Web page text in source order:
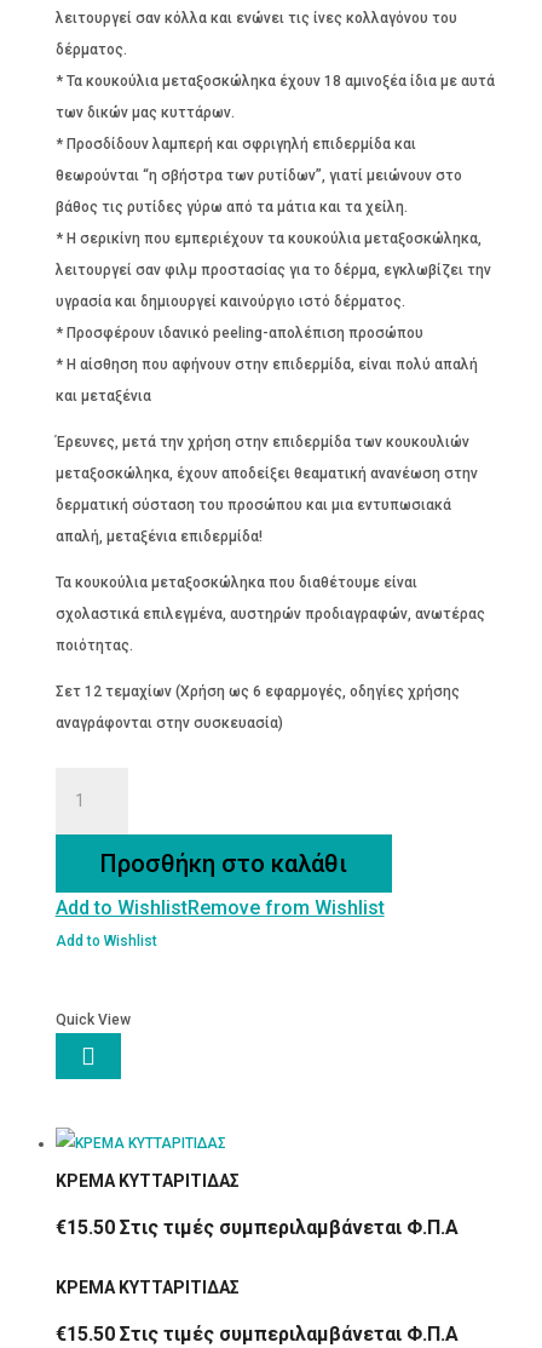
λειτουργεί σαν κόλλα και ενώνει τις ίνες κολλαγόνου του
δέρματος.
* Τα κουκούλια μεταξοσκώληκα έχουν 18 αμινοξέα ίδια με αυτά
των δικών μας κυττάρων.
* Προσδίδουν λαμπερή και σφριγηλή επιδερμίδα και
θεωρούνται “η σβήστρα των ρυτίδων”, γιατί μειώνουν στο
βάθος τις ρυτίδες γύρω από τα μάτια και τα χείλη.
* Η σερικίνη που εμπεριέχουν τα κουκούλια μεταξοσκώληκα,
λειτουργεί σαν φιλμ προστασίας για το δέρμα, εγκλωβίζει την
υγρασία και δημιουργεί καινούργιο ιστό δέρματος.
* Προσφέρουν ιδανικό peeling-απολέπιση προσώπου
* Η αίσθηση που αφήνουν στην επιδερμίδα, είναι πολύ απαλή
και μεταξένια
Έρευνες, μετά την χρήση στην επιδερμίδα των κουκουλιών
μεταξοσκώληκα, έχουν αποδείξει θεαματική ανανέωση στην
δερματική σύσταση του προσώπου και μια εντυπωσιακά
απαλή, μεταξένια επιδερμίδα!
Τα κουκούλια μεταξοσκώληκα που διαθέτουμε είναι
σχολαστικά επιλεγμένα, αυστηρών προδιαγραφών, ανωτέρας
ποιότητας.
Σετ 12 τεμαχίων (Χρήση ως 6 εφαρμογές, οδηγίες χρήσης
αναγράφονται στην συσκευασία)
ποσότηταΠροσθήκη στο καλάθι
Add to WishlistRemove from Wishlist
Add to Wishlist
Quick View

ΚΡΕΜΑ ΚΥΤΤΑΡΙΤΙΔΑΣ
€15.50 Στις τιμές συμπεριλαμβάνεται Φ.Π.Α
ΚΡΕΜΑ ΚΥΤΤΑΡΙΤΙΔΑΣ
€15.50 Στις τιμές συμπεριλαμβάνεται Φ.Π.Α